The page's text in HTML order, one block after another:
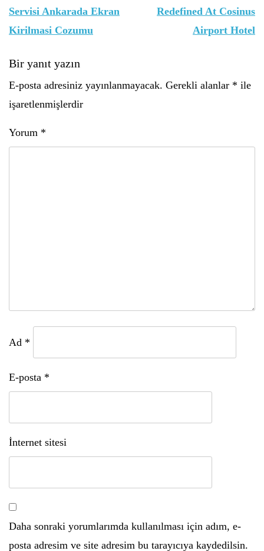
gezinmesi
Servisi Ankarada Ekran
Kirilmasi Cozumu
Redefined At Cosinus
Airport Hotel
Bir yanıt yazın
E-posta adresiniz yayınlanmayacak. Gerekli alanlar * ile
işaretlenmişlerdir
Yorum *
Ad *
E-posta *
İnternet sitesi
Daha sonraki yorumlarımda kullanılması için adım, e-
posta adresim ve site adresim bu tarayıcıya kaydedilsin.